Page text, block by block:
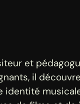
et
il
identité